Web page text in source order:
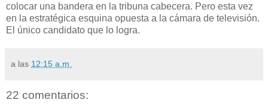
colocar una bandera en la tribuna cabecera. Pero esta vez
en la estratégica esquina opuesta a la cámara de televisión.
El único candidato que lo logra.
a las 12:15 a.m.
22 comentarios: